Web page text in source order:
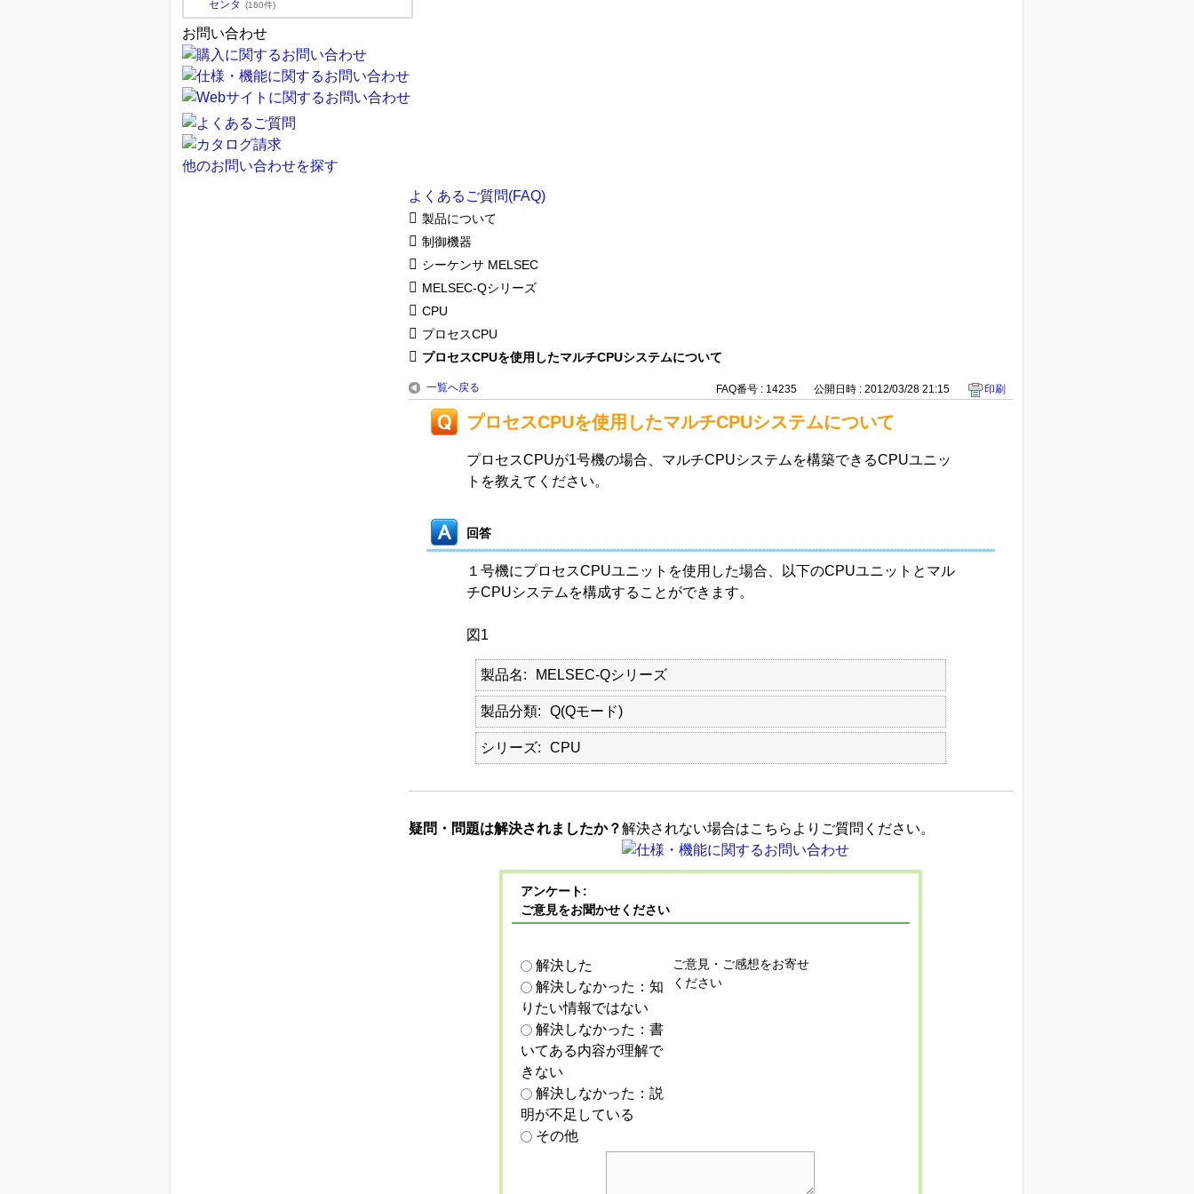
センタ
(160件)
お問い合わせ
他のお問い合わせを探す
よくあるご質問(FAQ)
製品について
制御機器
シーケンサ MELSEC
MELSEC-Qシリーズ
CPU
プロセスCPU
プロセスCPUを使用したマルチCPUシステムについて
一覧へ戻る FAQ番号 : 14235 公開日時 : 2012/03/28 21:15 印刷
プロセスCPUを使用したマルチCPUシステムについて
プロセスCPUが1号機の場合、マルチCPUシステムを構築できるCPUユニッ
トを教えてください。
回答
１号機にプロセスCPUユニットを使用した場合、以下のCPUユニットとマル
チCPUシステムを構成することができます。
図1
製品名 MELSEC-Qシリーズ
製品分類 Q(Qモード)
シリーズ CPU
疑問・問題は解決されましたか？解決されない場合はこちらよりご質問ください。
アンケート:
ご意見をお聞かせください
解決した
解決しなかった：知
りたい情報ではない
解決しなかった：書
いてある内容が理解で
きない
解決しなかった：説
明が不足している
その他
ご意見・ご感想をお寄せ
ください